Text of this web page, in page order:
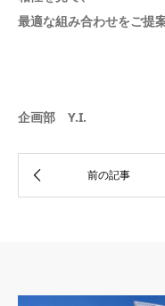
最適な組み合わせをご提
企画部 Y.I.